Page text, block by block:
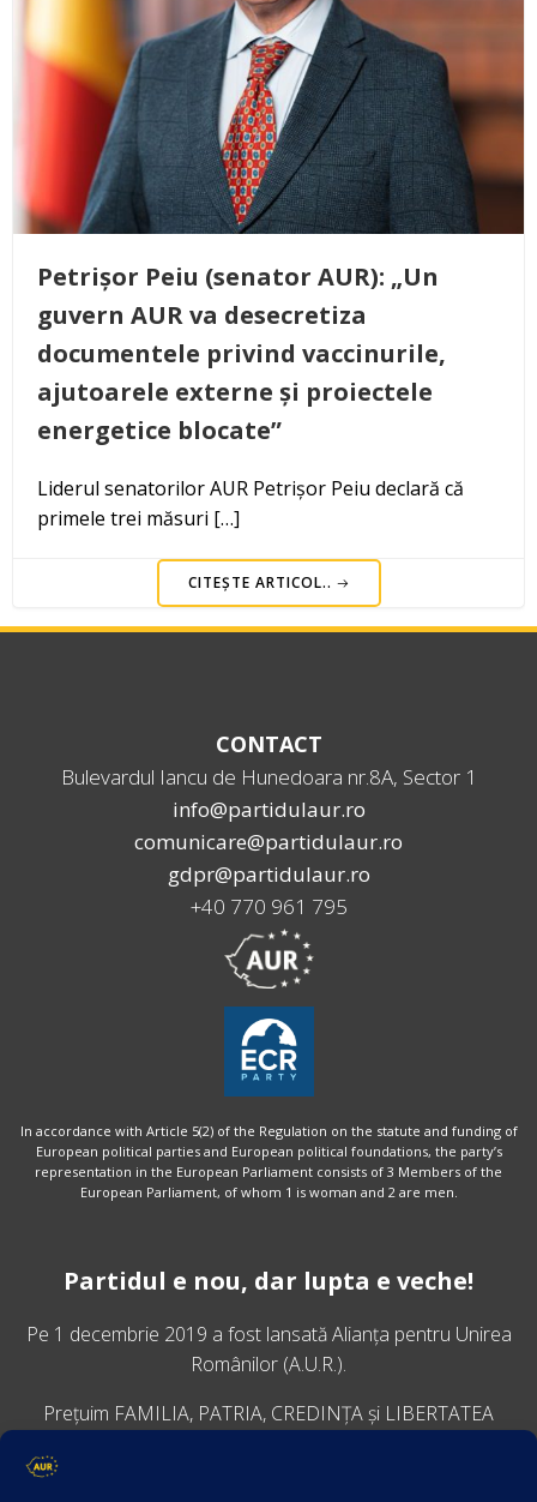
Petrișor Peiu (senator AUR): „Un
guvern AUR va desecretiza
documentele privind vaccinurile,
ajutoarele externe și proiectele
energetice blocate”
Liderul senatorilor AUR Petrișor Peiu declară că
primele trei măsuri […]
CITEȘTE ARTICOL..
CONTACT
Bulevardul Iancu de Hunedoara nr.8A, Sector 1
info@partidulaur.ro
comunicare@partidulaur.ro
gdpr@partidulaur.ro
+40 770 961 795
In accordance with Article 5(2) of the Regulation on the statute and funding of
European political parties and European political foundations, the party’s
representation in the European Parliament consists of 3 Members of the
European Parliament, of whom 1 is woman and 2 are men.
Partidul e nou, dar lupta e veche!
Pe 1 decembrie 2019 a fost lansatăAlianța pentru Unirea
Românilor (A.U.R.).
Prețuim FAMILIA, PATRIA, CREDINȚA și LIBERTATEA